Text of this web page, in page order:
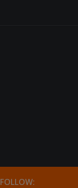
FOLLOW: